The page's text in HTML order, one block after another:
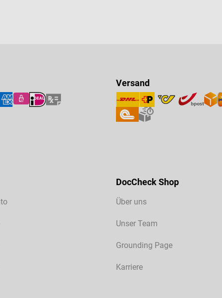
Versand
DocCheck Shop
Über uns
Unser Team
Grounding Page
Karriere